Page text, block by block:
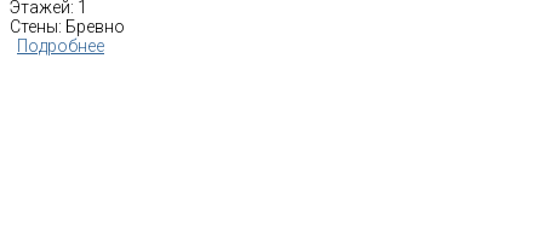
Этажей: 1
Стены: Бревно
Подробнее